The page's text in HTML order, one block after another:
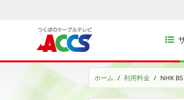
ホーム 利用料金 NHK